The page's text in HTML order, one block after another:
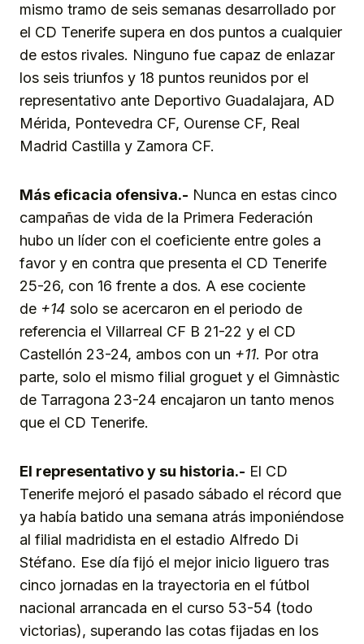
mismo tramo de seis semanas desarrollado por
el CD Tenerife supera en dos puntos a cualquier
de estos rivales. Ninguno fue capaz de enlazar
los seis triunfos y 18 puntos reunidos por el
representativo ante Deportivo Guadalajara, AD
Mérida, Pontevedra CF, Ourense CF, Real
Madrid Castilla y Zamora CF.
Más eficacia ofensiva.- Nunca en estas cinco
campañas de vida de la Primera Federación
hubo un líder con el coeficiente entre goles a
favor y en contra que presenta el CD Tenerife
25-26, con 16 frente a dos. A ese cociente
de +14 solo se acercaron en el periodo de
referencia el Villarreal CF B 21-22 y el CD
Castellón 23-24, ambos con un +11. Por otra
parte, solo el mismo filial groguet y el Gimnàstic
de Tarragona 23-24 encajaron un tanto menos
que el CD Tenerife.
El representativo y su historia.- El CD
Tenerife mejoró el pasado sábado el récord que
ya había batido una semana atrás imponiéndose
al filial madridista en el estadio Alfredo Di
Stéfano. Ese día fijó el mejor inicio liguero tras
cinco jornadas en la trayectoria en el fútbol
nacional arrancada en el curso 53-54 (todo
victorias), superando las cotas fijadas en los